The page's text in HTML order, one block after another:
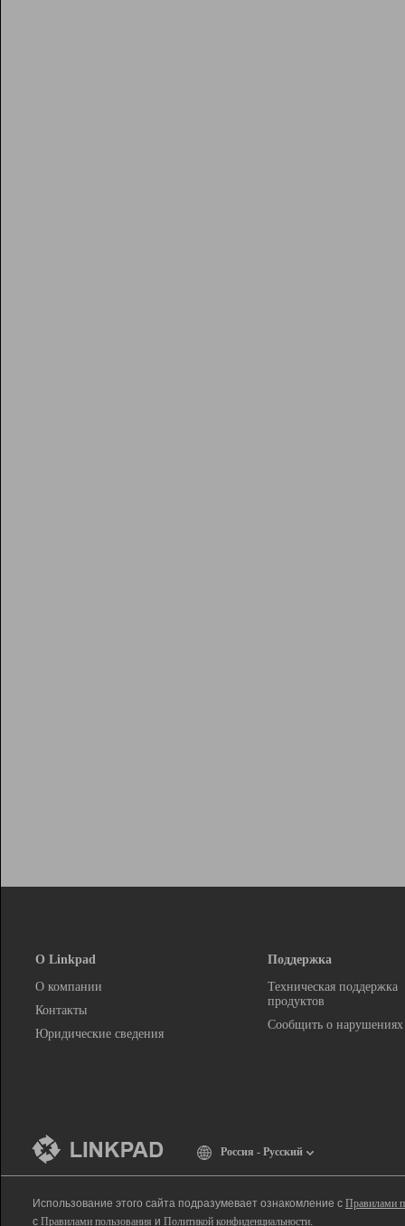
О Linkpad
О компании
Контакты
Юридические сведения
Поддержка
Техническая поддержка
продуктов
Сообщить о нарушениях
Россия - Русский
Использование этого сайта подразумевает ознакомление с Правилами
с Правилами пользования и Политикой конфиденциальности.